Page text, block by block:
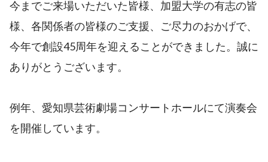
今までご来場いただいた皆様、加盟大学の有志の皆
様、各関係者の皆様のご支援、ご尽力のおかげで、
今年で創設45周年を迎えることができました。誠に
ありがとうございます。
例年、愛知県芸術劇場コンサートホールにて演奏会
を開催しています。